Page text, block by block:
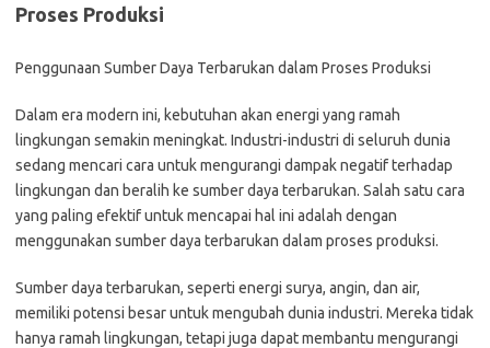
Proses Produksi
Penggunaan Sumber Daya Terbarukan dalam Proses Produksi
Dalam era modern ini, kebutuhan akan energi yang ramah
lingkungan semakin meningkat. Industri-industri di seluruh dunia
sedang mencari cara untuk mengurangi dampak negatif terhadap
lingkungan dan beralih ke sumber daya terbarukan. Salah satu cara
yang paling efektif untuk mencapai hal ini adalah dengan
menggunakan sumber daya terbarukan dalam proses produksi.
Sumber daya terbarukan, seperti energi surya, angin, dan air,
memiliki potensi besar untuk mengubah dunia industri. Mereka tidak
hanya ramah lingkungan, tetapi juga dapat membantu mengurangi